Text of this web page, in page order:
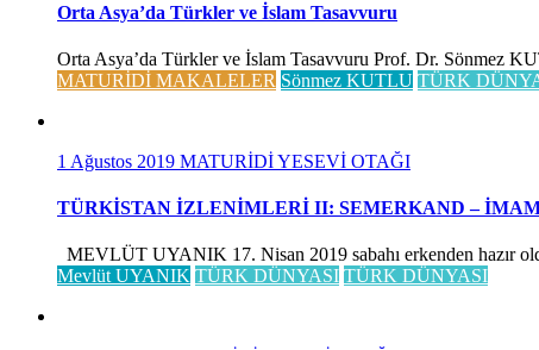
Orta Asya’da Türkler ve İslam Tasavvuru
Orta Asya’da Türkler ve İslam Tasavvuru Prof. Dr. Sönmez
MATURİDİ MAKALELER Sönmez KUTLU TÜRK
1 Ağustos 2019 MATURİDİ YESEVİ OTAĞI
TÜRKİSTAN İZLENİMLERİ II: SEMERKAND –
MEVLÜT UYANIK 17. Nisan 2019 sabahı erkenden hazır
Mevlüt UYANIK TÜRK DÜNYASI TÜRK DÜNYASI